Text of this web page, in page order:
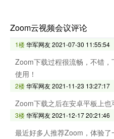
Zoom云视频会议评论
1楼华军网友2021-07-30 11:55:54
Zoom下载过程很流畅，不错
使用！
2楼华军网友2021-11-23 13:27:17
Zoom下载之后在安卓平板上也
3楼华军网友2021-12-17 20:21:46
最近好多人推荐Zoom，体验了